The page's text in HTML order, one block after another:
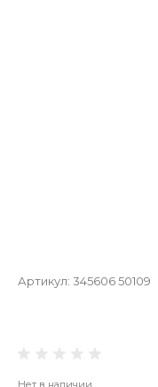
Артикул: 345606 50109
Нет в наличии